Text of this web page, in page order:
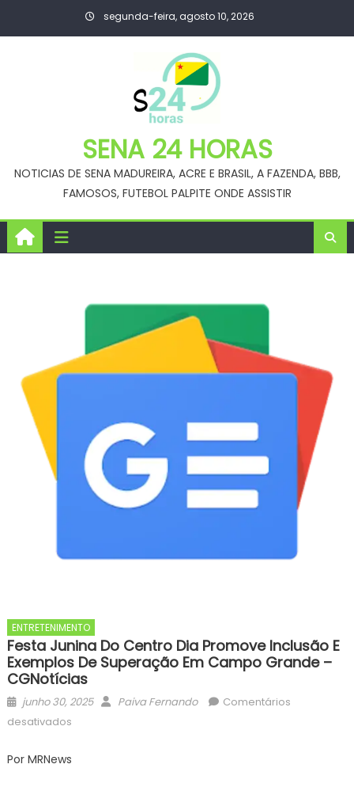
segunda-feira, agosto 10, 2026
SENA 24 HORAS
NOTICIAS DE SENA MADUREIRA, ACRE E BRASIL, A FAZENDA, BBB,
FAMOSOS, FUTEBOL PALPITE ONDE ASSISTIR
ENTRETENIMENTO
Festa Junina Do Centro Dia Promove Inclusão E
Exemplos De Superação Em Campo Grande –
CGNotícias
Posted
on
junho 30, 2025 Author
Paiva Fernando
Comentários
desativadosem
Junina
Por MRNews